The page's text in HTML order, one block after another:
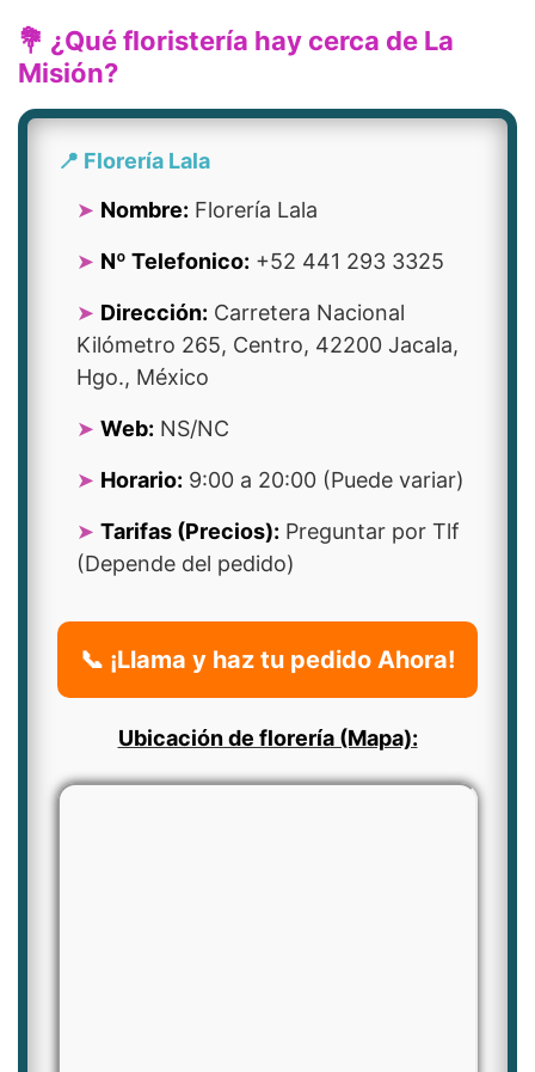
💐 ¿Qué floristería hay cerca de La
Misión?
📍 Florería Lala
Nombre: Florería Lala
Nº Telefonico: +52 441 293 3325
Dirección: Carretera Nacional
Kilómetro 265, Centro, 42200 Jacala,
Hgo., México
Web: NS/NC
Horario: 9:00 a 20:00 (Puede variar)
Tarifas (Precios): Preguntar por Tlf
(Depende del pedido)
📞 ¡Llama y haz tu pedido Ahora!
Ubicación de florería (Mapa):